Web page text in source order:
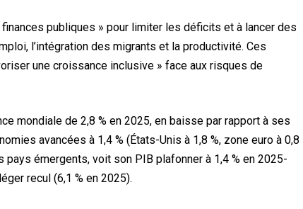
publiques » pour limiter les déficits et à lancer des
l’intégration des migrants et la productivité. Ces
une croissance inclusive » face aux risques de
mondiale de 2,8 % en 2025, en baisse par rapport à ses
avancées à 1,4 % (États-Unis à 1,8 %, zone euro à 0,8
émergents, voit son PIB plafonner à 1,4 % en 2025-
recul (6,1 % en 2025).